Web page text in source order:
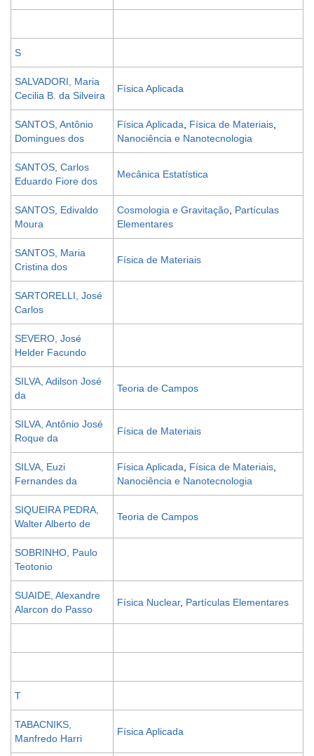
S
SALVADORI, Maria
Cecilia B. da Silveira
Física Aplicada
SANTOS, Antônio
Domingues dos
Física Aplicada Física de Materiais
Nanociência e Nanotecnologia
SANTOS, Carlos
Eduardo Fiore dos
Mecânica Estatística
SANTOS, Edivaldo
Moura
Cosmologia e Gravitação Partículas
Elementares
SANTOS, Maria
Cristina dos
Física de Materiais
SARTORELLI, José
Carlos
SEVERO, José
Helder Facundo
SILVA, Adilson José
da
Teoria de Campos
SILVA, Antônio José
Roque da
Física de Materiais
SILVA, Euzi
Fernandes da
Física Aplicada Física de Materiais
Nanociência e Nanotecnologia
SIQUEIRA PEDRA,
Walter Alberto de
Teoria de Campos
SOBRINHO, Paulo
Teotonio
SUAIDE, Alexandre
Alarcon do Passo
Física Nuclear, Partículas Elementares
T
TABACNIKS,
Manfredo Harri
Física Aplicada